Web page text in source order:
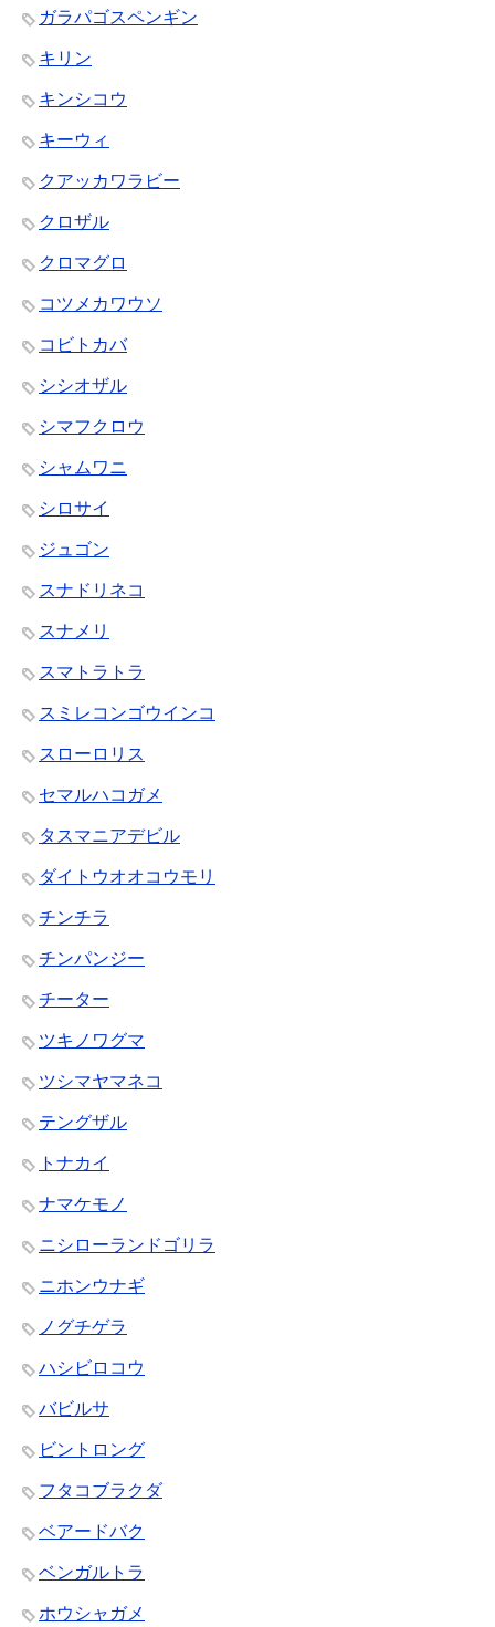
ガラパゴスペンギン
キリン
キンシコウ
キーウィ
クアッカワラビー
クロザル
クロマグロ
コツメカワウソ
コビトカバ
シシオザル
シマフクロウ
シャムワニ
シロサイ
ジュゴン
スナドリネコ
スナメリ
スマトラトラ
スミレコンゴウインコ
スローロリス
セマルハコガメ
タスマニアデビル
ダイトウオオコウモリ
チンチラ
チンパンジー
チーター
ツキノワグマ
ツシマヤマネコ
テングザル
トナカイ
ナマケモノ
ニシローランドゴリラ
ニホンウナギ
ノグチゲラ
ハシビロコウ
バビルサ
ビントロング
フタコブラクダ
ベアードバク
ベンガルトラ
ホウシャガメ